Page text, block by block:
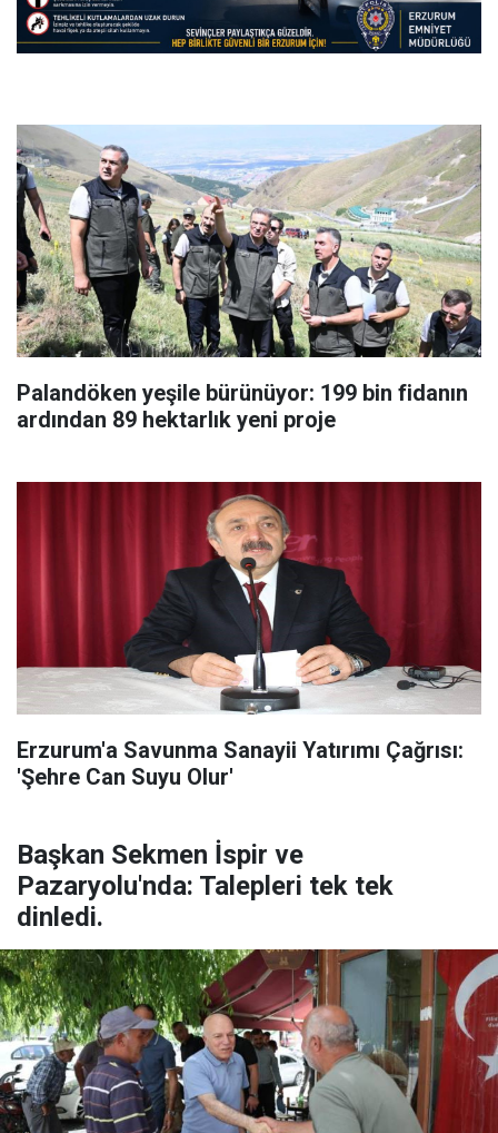
Palandöken yeşile bürünüyor: 199 bin fidanın
ardından 89 hektarlık yeni proje
Erzurum'a Savunma Sanayii Yatırımı Çağrısı:
'Şehre Can Suyu Olur'
Başkan Sekmen İspir ve
Pazaryolu'nda: Talepleri tek tek
dinledi.